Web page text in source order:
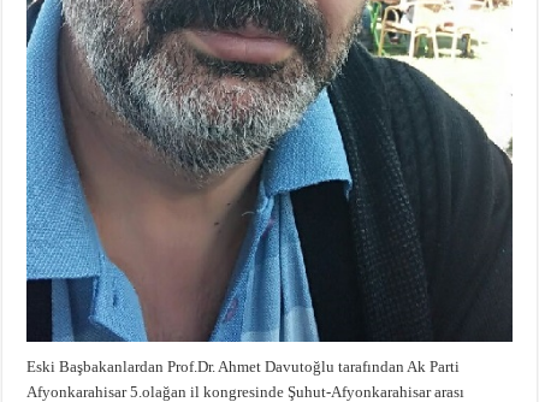
Eski Başbakanlardan Prof.Dr. Ahmet Davutoğlu tarafından Ak Parti
Afyonkarahisar 5.olağan il kongresinde Şuhut-Afyonkarahisar arası